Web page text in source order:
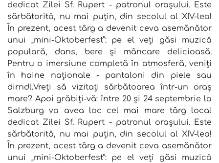
dedicat Zilei Sf. Rupert - patronul orașului. Este
sărbătorită, nu mai puțin, din secolul al XIV-lea!
În prezent, acest târg a devenit ceva asemănător
unui „mini-Oktoberfest”: pe el veți găsi muzică
populară, dans, bere și mâncare delicioasă.
Pentru o imersiune completă în atmosferă, veniți
în haine naționale - pantaloni din piele sau
dirndl.Vreți să vizitați sărbătoarea într-un oraș
mare? Apoi grăbiți-vă: între 20 și 24 septembrie la
Salzburg va avea loc cel mai mare târg local
dedicat Zilei Sf. Rupert - patronul orașului. Este
sărbătorită, nu mai puțin, din secolul al XIV-lea!
În prezent, acest târg a devenit ceva asemănător
unui „mini-Oktoberfest”: pe el veți găsi muzică